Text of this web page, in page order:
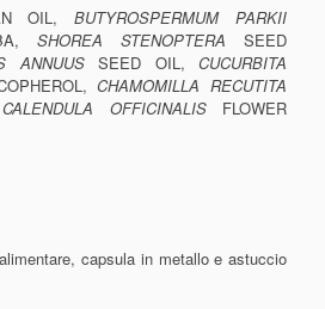
OIL,BUTYROSPERMUM PARKII
SHOREA STENOPTERA SEED
ANNUUSSEED OIL,CUCURBITA
CHAMOMILLA RECUTITA
OFFICINALISFLOWER
capsula in metallo e astuccio